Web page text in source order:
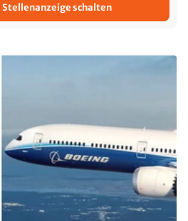
Stellenanzeige schalten